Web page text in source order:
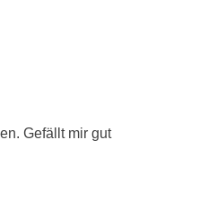
Gefällt mir gut